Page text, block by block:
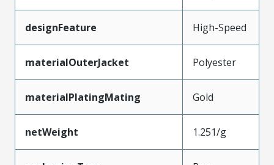
designFeature High-Speed
materialOuterJacket Polyester
materialPlatingMating Gold
netWeight 1.251/g